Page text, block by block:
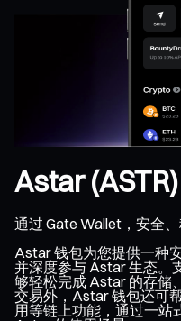
Astar
通过 Gate Wallet，安全、
Astar 钱包为您提供一种
并深度参与 Astar 生态。
够轻松完成 Astar 的存储
交易外，Astar 钱包还可
用等链上功能，通过一站